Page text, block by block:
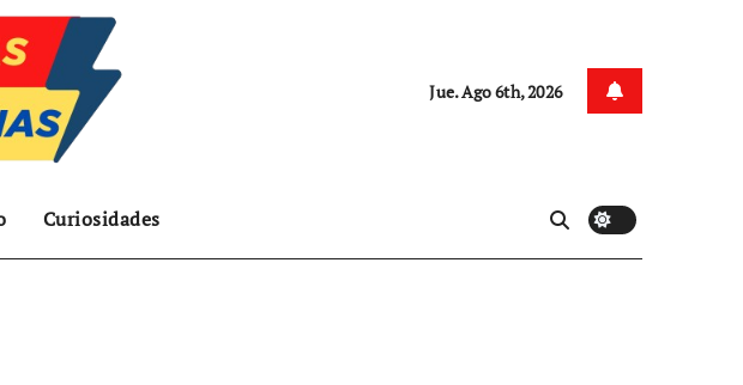
Jue. Ago 6th, 2026
Curiosidades